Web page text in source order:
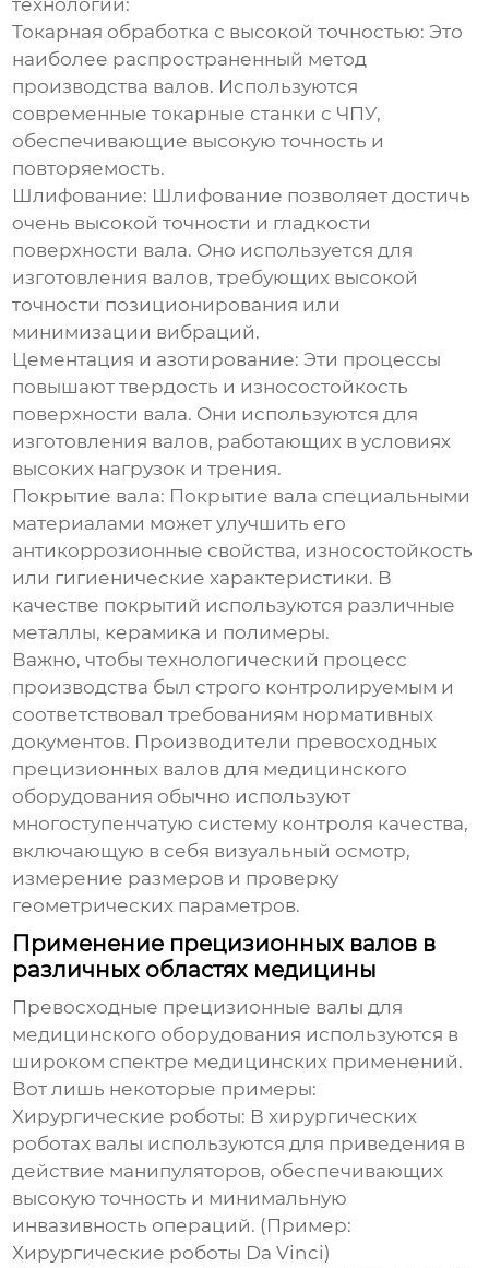
технологий:
Токарная обработка с высокой точностью: Это
наиболее распространенный метод
производства валов. Используются
современные токарные станки с ЧПУ,
обеспечивающие высокую точность и
повторяемость.
Шлифование: Шлифование позволяет достичь
очень высокой точности и гладкости
поверхности вала. Оно используется для
изготовления валов, требующих высокой
точности позиционирования или
минимизации вибраций.
Цементация и азотирование: Эти процессы
повышают твердость и износостойкость
поверхности вала. Они используются для
изготовления валов, работающих в условиях
высоких нагрузок и трения.
Покрытие вала: Покрытие вала специальными
материалами может улучшить его
антикоррозионные свойства, износостойкость
или гигиенические характеристики. В
качестве покрытий используются различные
металлы, керамика и полимеры.
Важно, чтобы технологический процесс
производства был строго контролируемым и
соответствовал требованиям нормативных
документов. Производители превосходных
прецизионных валов для медицинского
оборудования обычно используют
многоступенчатую систему контроля качества,
включающую в себя визуальный осмотр,
измерение размеров и проверку
геометрических параметров.
Применение прецизионных валов в
различных областях медицины
Превосходные прецизионные валы для
медицинского оборудования используются в
широком спектре медицинских применений.
Вот лишь некоторые примеры:
Хирургические роботы: В хирургических
роботах валы используются для приведения в
действие манипуляторов, обеспечивающих
высокую точность и минимальную
инвазивность операций. (Пример:
Хирургические роботы Da Vinci)